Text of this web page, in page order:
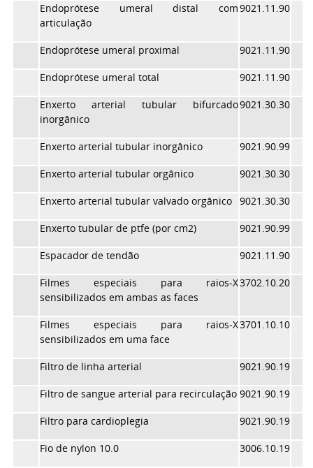
Endoprótese umeral distal com
articulação
9021.11.90
Endoprótese umeral proximal 9021.11.90
Endoprótese umeral total 9021.11.90
Enxerto arterial tubular bifurcado
inorgânico
9021.30.30
Enxerto arterial tubular inorgânico 9021.90.99
Enxerto arterial tubular orgânico 9021.30.30
Enxerto arterial tubular valvado orgânico 9021.30.30
Enxerto tubular de ptfe (por cm2) 9021.90.99
Espacador de tendão 9021.11.90
Filmes especiais para raios-X
sensibilizados em ambas as faces
3702.10.20
Filmes especiais para raios-X
sensibilizados em uma face
3701.10.10
Filtro de linha arterial 9021.90.19
Filtro de sangue arterial para recirculação 9021.90.19
Filtro para cardioplegia 9021.90.19
Fio de nylon 10.0 3006.10.19